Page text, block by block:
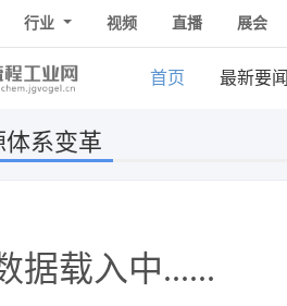
行业 视频 直播 展会
首页 最新要闻
体系变革
据载入中......